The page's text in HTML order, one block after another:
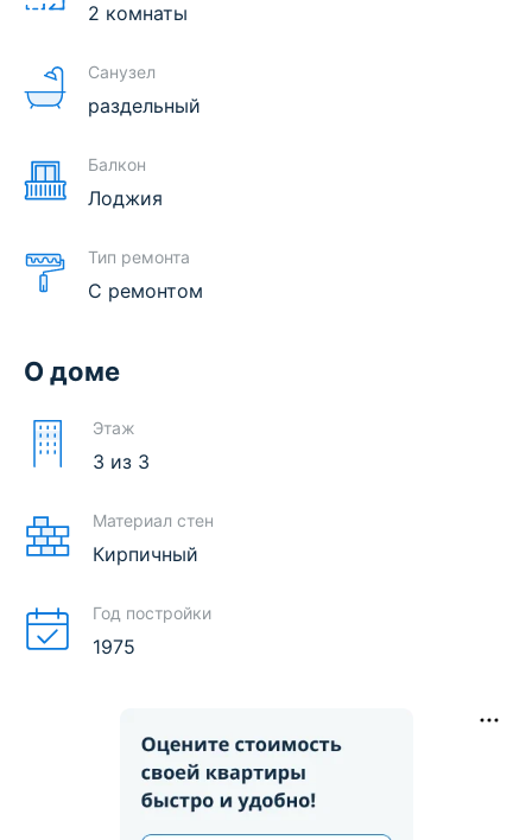
2 комнаты
Санузел
раздельный
Балкон
Лоджия
Тип ремонта
С ремонтом
О доме
Этаж
3 из 3
Материал стен
Кирпичный
Год постройки
1975